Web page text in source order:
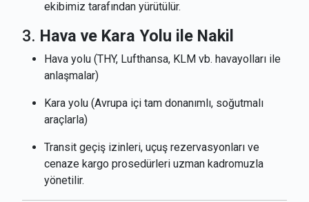
ekibimiz tarafından yürütülür.
3. Hava ve Kara Yolu ile Nakil
Hava yolu (THY, Lufthansa, KLM vb. havayolları ile
anlaşmalar)
Kara yolu (Avrupa içi tam donanımlı, soğutmalı
araçlarla)
Transit geçiş izinleri, uçuş rezervasyonları ve
cenaze kargo prosedürleri uzman kadromuzla
yönetilir.